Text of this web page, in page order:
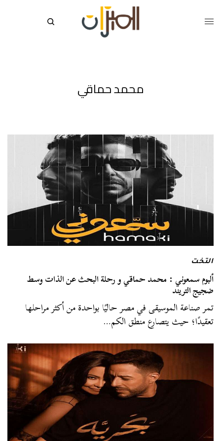
محمد حماقي
التخت
ألبوم سمعوني : محمد حماقي و رحلة البحث عن الذات وسط
ضجيج التريند
تمر صناعة الموسيقى في مصر حاليًا بواحدة من أكثر مراحلها
تعقيدًا؛ حيث يتصارع منطق الكم…